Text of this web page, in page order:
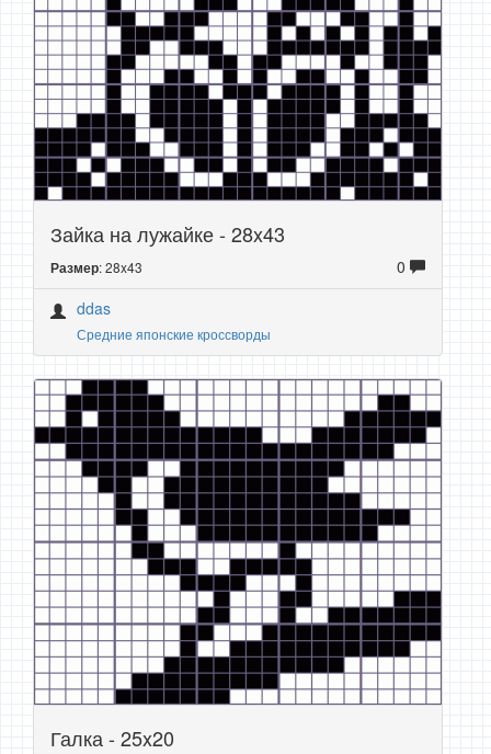
Зайка на лужайке - 28x43
Размер: 28x43
0
ddas
Средние японские кроссворды
Галка - 25x20